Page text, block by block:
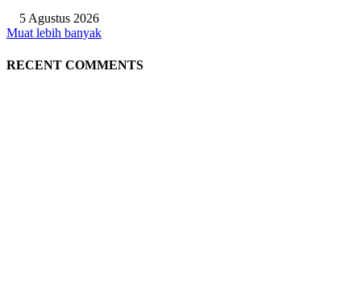
5 Agustus 2026
Muat lebih banyak
RECENT COMMENTS